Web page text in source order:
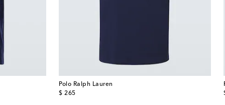
Polo Ralph Lauren
$ 265
original price